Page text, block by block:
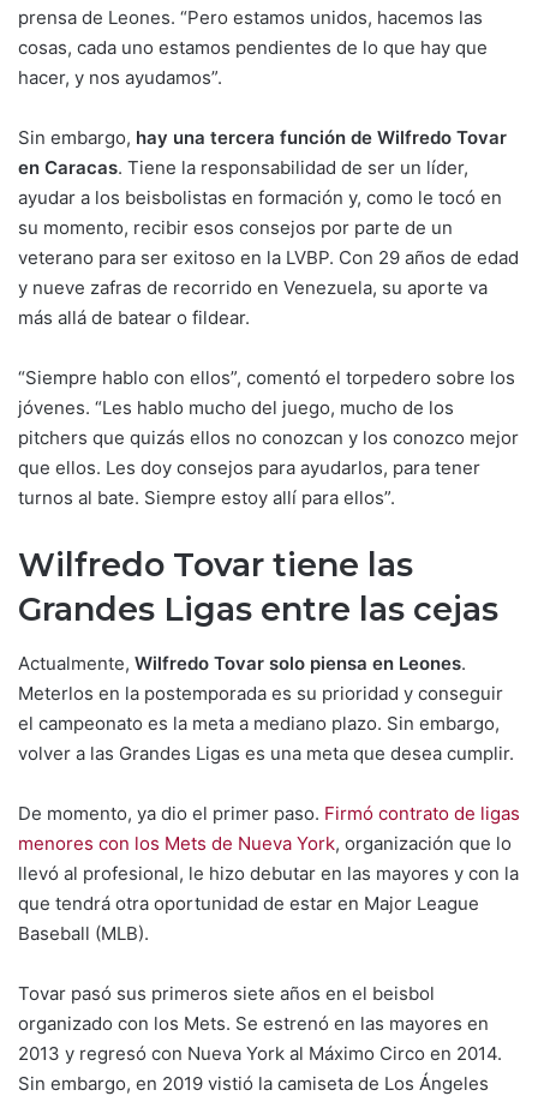
prensa de Leones. “Pero estamos unidos, hacemos las
cosas, cada uno estamos pendientes de lo que hay que
hacer, y nos ayudamos”.
Sin embargo, hay una tercera función de Wilfredo Tovar
en Caracas. Tiene la responsabilidad de ser un líder,
ayudar a los beisbolistas en formación y, como le tocó en
su momento, recibir esos consejos por parte de un
veterano para ser exitoso en la LVBP. Con 29 años de edad
y nueve zafras de recorrido en Venezuela, su aporte va
más allá de batear o fildear.
“Siempre hablo con ellos”, comentó el torpedero sobre los
jóvenes. “Les hablo mucho del juego, mucho de los
pitchers que quizás ellos no conozcan y los conozco mejor
que ellos. Les doy consejos para ayudarlos, para tener
turnos al bate. Siempre estoy allí para ellos”.
Wilfredo Tovar tiene las
Grandes Ligas entre las cejas
Actualmente, Wilfredo Tovar solo piensa en Leones.
Meterlos en la postemporada es su prioridad y conseguir
el campeonato es la meta a mediano plazo. Sin embargo,
volver a las Grandes Ligas es una meta que desea cumplir.
De momento, ya dio el primer paso. Firmó contrato de ligas
menores con los Mets de Nueva York, organización que lo
llevó al profesional, le hizo debutar en las mayores y con la
que tendrá otra oportunidad de estar en Major League
Baseball (MLB).
Tovar pasó sus primeros siete años en el beisbol
organizado con los Mets. Se estrenó en las mayores en
2013 y regresó con Nueva York al Máximo Circo en 2014.
Sin embargo, en 2019 vistió la camiseta de Los Ángeles